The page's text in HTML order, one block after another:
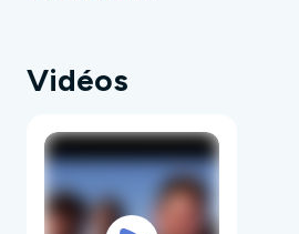
qui s'apparente à une
Vidéos